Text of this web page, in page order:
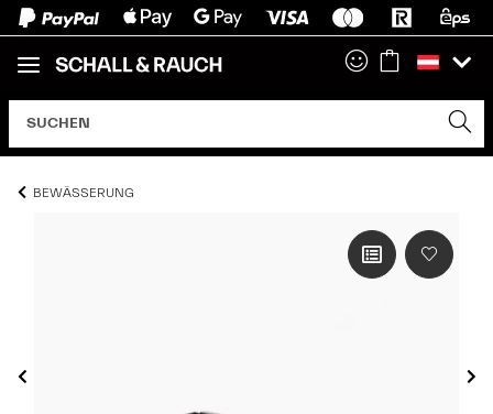
BEWÄSSERUNG